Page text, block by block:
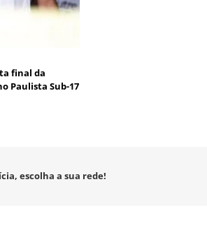
final da
Paulista Sub-17
escolha a sua rede!